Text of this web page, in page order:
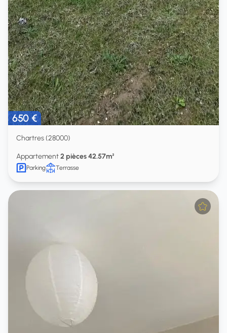
650 €
Chartres (28000)
Appartement2 pièces 42.57m²
Parking Terrasse